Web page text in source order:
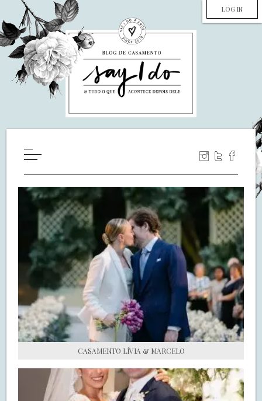
LOG IN
WILL YOU MARRY ME?
LUA DE MEL
COZINHA
DECORAÇÃO
DE NOIVA PRA NOIVA
S.O.S CASADAS
FALE COM O SAY I DO
CASAMENTO LÍVIA & MARCELO